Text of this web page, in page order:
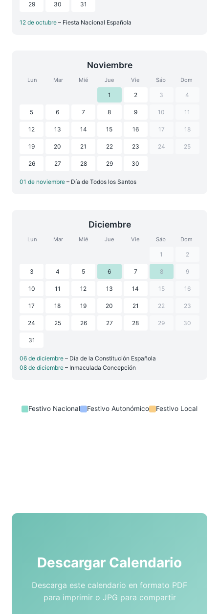
29 30 31
12 de octubre – Fiesta Nacional Española
Noviembre
Lun Mar Mié Jue Vie Sáb Dom
1 2 3 4
5 6 7 8 9 10 11
12 13 14 15 16 17 18
19 20 21 22 23 24 25
26 27 28 29 30
01 de noviembre – Día de Todos los Santos
Diciembre
Lun Mar Mié Jue Vie Sáb Dom
1 2
3 4 5 6 7 8 9
10 11 12 13 14 15 16
17 18 19 20 21 22 23
24 25 26 27 28 29 30
31
06 de diciembre – Día de la Constitución Española
08 de diciembre – Inmaculada Concepción
Festivo Nacional Festivo Autonómico Festivo Local
Descargar Calendario
Descarga este calendario en formato PDF
para imprimir o JPG para compartir